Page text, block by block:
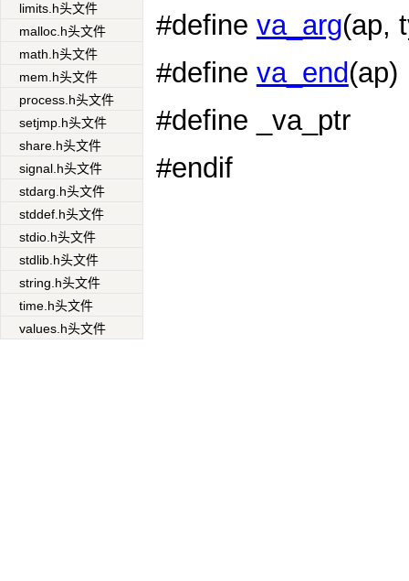
limits.h头文件
malloc.h头文件
math.h头文件
mem.h头文件
process.h头文件
setjmp.h头文件
share.h头文件
signal.h头文件
stdarg.h头文件
stddef.h头文件
stdio.h头文件
stdlib.h头文件
string.h头文件
time.h头文件
values.h头文件
#define va_arg(ap,
#define va_end(ap)
#define _va_ptr
#endif